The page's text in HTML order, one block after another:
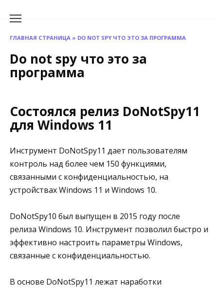
ГЛАВНАЯ СТРАНИЦА » DO NOT SPY ЧТО ЭТО ЗА ПРОГРАММА
Do not spy что это за
программа
Состоялся релиз DoNotSpy11
для Windows 11
Инструмент DoNotSpy11 дает пользователям
контроль над более чем 150 функциями,
связанными с конфиденциальностью, на
устройствах Windows 11 и Windows 10.
DoNotSpy10 был выпущен в 2015 году после
релиза Windows 10. Инструмент позволил быстро и
эффективно настроить параметры Windows,
связанные с конфиденциальностью.
В основе DoNotSpy11 лежат наработки